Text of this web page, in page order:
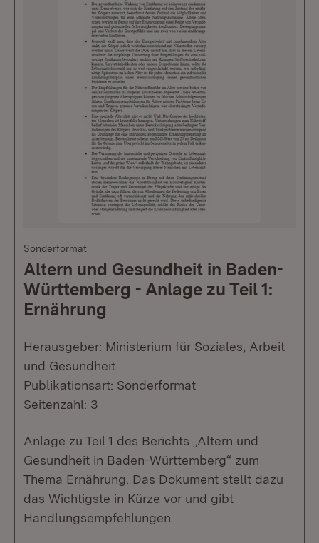
Sonderformat
Altern und Gesundheit in Baden-
Württemberg - Anlage zu Teil 1:
Ernährung
Herausgeber: Ministerium für Soziales, Arbeit
und Gesundheit
Publikationsart: Sonderformat
Seitenzahl: 3
Anlage zu Teil 1 des Berichts „Altern und
Gesundheit in Baden-Württemberg“ zum
Thema Ernährung. Das Dokument stellt dazu
das Wichtigste in Kürze vor und gibt
Handlungsempfehlungen.